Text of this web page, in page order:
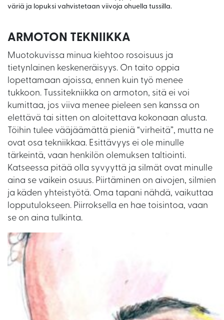
väriä ja lopuksi vahvistetaan viivoja ohuella tussilla.
ARMOTON TEKNIIKKA
Muotokuvissa minua kiehtoo rosoisuus ja
tietynlainen keskeneräisyys. On taito oppia
lopettamaan ajoissa, ennen kuin työ menee
tukkoon. Tussitekniikka on armoton, sitä ei voi
kumittaa, jos viiva menee pieleen sen kanssa on
elettävä tai sitten on aloitettava kokonaan alusta.
Töihin tulee vääjäämättä pieniä “virheitä”, mutta ne
ovat osa tekniikkaa. Esittävyys ei ole minulle
tärkeintä, vaan henkilön olemuksen taltiointi.
Katseessa pitää olla syvyyttä ja silmät ovat minulle
aina se vaikein osuus. Piirtäminen on aivojen, silmien
ja käden yhteistyötä. Oma tapani nähdä, vaikuttaa
lopputulokseen. Piirroksella en hae toisintoa, vaan
se on aina tulkinta.